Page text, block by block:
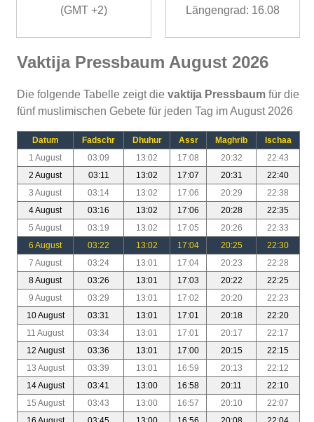
(GMT +2)
Längengrad: 16.08
Vaktija Pressbaum August 2026
Die folgende Tabelle zeigt die vaktija Pressbaum für die
fünf muslimischen Gebete für jeden Tag im August 2026
Datum Fadschr Dhuhur Assr Maghrib
Ischaa
1 August
03:09 13:02 17:08 20:32
22:43
2 August
03:11 13:02 17:07 20:31
22:40
3 August
03:14 13:02 17:06 20:29
22:38
4 August
03:16 13:02 17:06 20:28
22:35
5 August
03:19 13:02 17:05 20:26
22:33
6 August
03:22 13:02 17:04 20:25
22:30
7 August
03:24 13:01 17:04 20:23
22:28
8 August
03:26 13:01 17:03 20:22
22:25
9 August
03:29 13:01 17:02 20:20
22:23
10 August
03:31 13:01 17:01 20:18
22:20
11 August
03:34 13:01 17:01 20:17
22:17
12 August
03:36 13:01 17:00 20:15
22:15
13 August
03:39 13:01 16:59 20:13
22:12
14 August
03:41 13:00 16:58 20:11
22:10
15 August
03:43 13:00 16:57 20:10
22:07